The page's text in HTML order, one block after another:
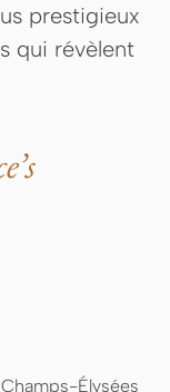
prestigieux
qui révèlent
Élysées